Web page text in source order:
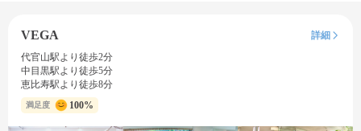
VEGA
詳細
代官山駅より徒歩2分
中目黒駅より徒歩5分
恵比寿駅より徒歩8分
満足度 100%